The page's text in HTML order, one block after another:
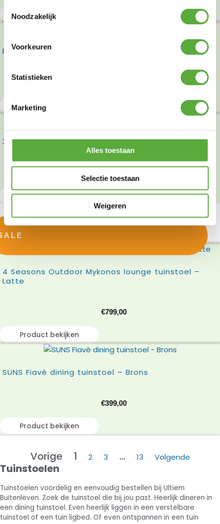
Noodzakelijk
Voorkeuren
Statistieken
Marketing
Alles toestaan
Selectie toestaan
Weigeren
Product bekijken
Bradford tuinbank 182cm
Product bekijken
3x stapelstoel Torino (showmodellen)
Product bekijken
4 Seasons Outdoor Mykonos lounge tuinstoel –
Latte
€799,00
Product bekijken
SUNS Fiavè dining tuinstoel – Brons
€399,00
Product bekijken
Vorige 1 2 3 … 13 Volgende
Tuinstoelen
Tuinstoelen voordelig en eenvoudig bestellen bij Ultiem
Buitenleven. Zoek de tuinstoel die bij jou past. Heerlijk dineren in
een dining tuinstoel. Even heerlijk liggen in een verstelbare
tuinstoel of een tuin ligbed. Of even ontspannen in een tuin